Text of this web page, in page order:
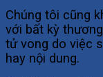
Chúng tôi cũng
với bất kỳ
tử vong do việc
hay nội dung.